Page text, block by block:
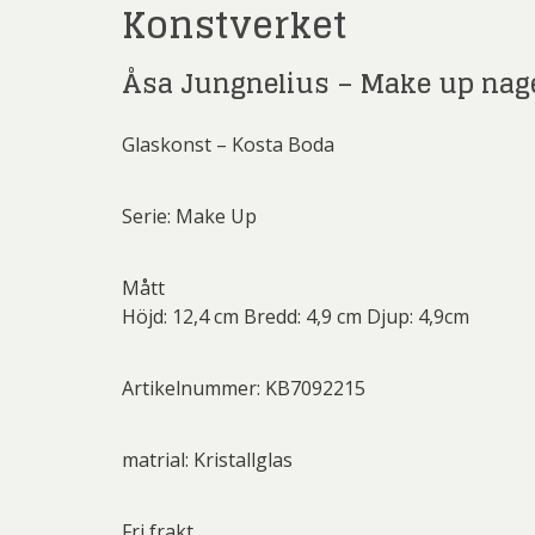
Konstverket
Åsa Jungnelius – Make up
Glaskonst – Kosta Boda
Serie: Make Up
Mått
Höjd: 12,4 cm Bredd: 4,9 cm Djup: 4,9cm
Artikelnummer: KB7092215
matrial: Kristallglas